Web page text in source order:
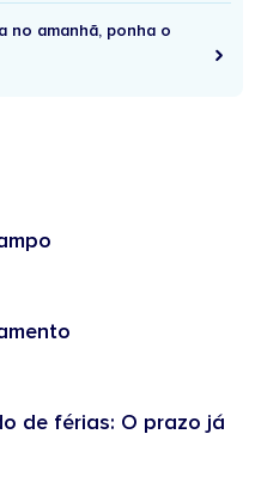
no amanhã, ponha o
de férias: O prazo já